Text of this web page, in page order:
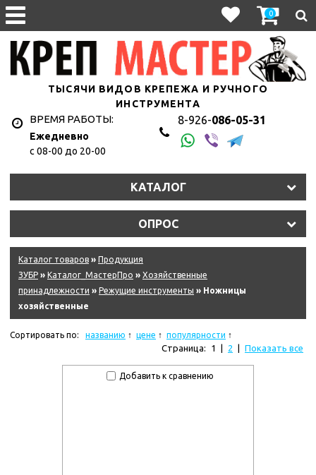
0
ТЫСЯЧИ ВИДОВ КРЕПЕЖА И РУЧНОГО
ИНСТРУМЕНТА
ВРЕМЯ РАБОТЫ:
Ежедневно
с 08-00 до 20-00
8-926-086-05-31
КАТАЛОГ
ОПРОС
Каталог товаров » Продукция
ЗУБР » Каталог_МастерПро » Хозяйственные
принадлежности » Режущие инструменты » Ножницы
хозяйственные
Сортировать по: названию цене популярности
Страница: 1 2 Показать все
Добавить к сравнению